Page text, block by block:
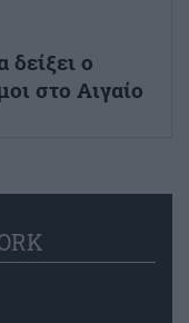
ο
στο Αιγαίο